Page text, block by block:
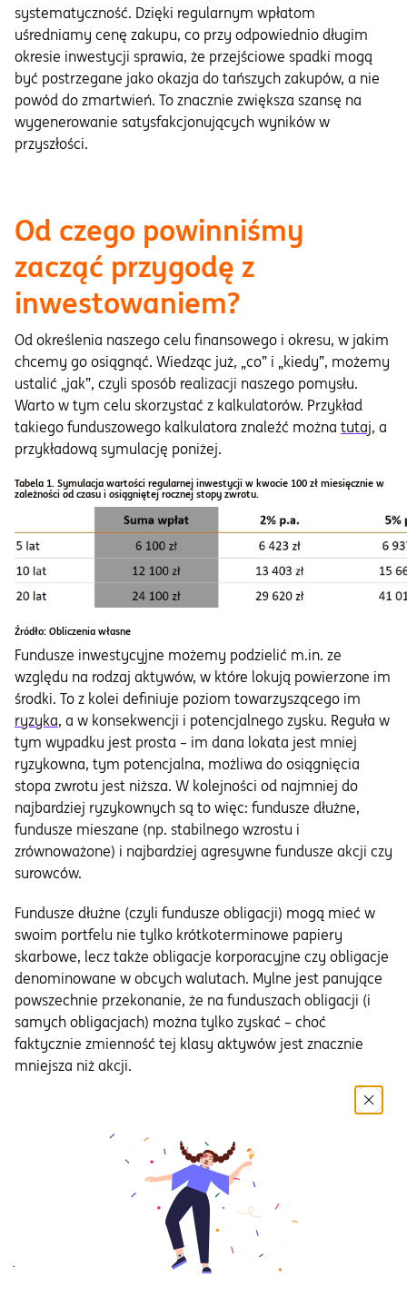
systematyczność. Dzięki regularnym wpłatom
uśredniamy cenę zakupu, co przy odpowiednio długim
okresie inwestycji sprawia, że przejściowe spadki mogą
być postrzegane jako okazja do tańszych zakupów, a nie
powód do zmartwień. To znacznie zwiększa szansę na
wygenerowanie satysfakcjonujących wyników w
przyszłości.
Od czego powinniśmy
zacząć przygodę z
inwestowaniem?
Od określenia naszego celu finansowego i okresu, w jakim
chcemy go osiągnąć. Wiedząc już, „co” i „kiedy”, możemy
ustalić „jak”, czyli sposób realizacji naszego pomysłu.
Warto w tym celu skorzystać z kalkulatorów. Przykład
takiego funduszowego kalkulatora znaleźć można tutaj, a
przykładową symulację poniżej.
Tabela 1. Symulacja wartości regularnej inwestycji w kwocie 100 zł miesięcznie w
zależności od czasu i osiągniętej rocznej stopy zwrotu.
Źródło: Obliczenia własne
Fundusze inwestycyjne możemy podzielić m.in. ze
względu na rodzaj aktywów, w które lokują powierzone im
środki. To z kolei definiuje poziom towarzyszącego im
ryzyka, a w konsekwencji i potencjalnego zysku. Reguła w
tym wypadku jest prosta – im dana lokata jest mniej
ryzykowna, tym potencjalna, możliwa do osiągnięcia
stopa zwrotu jest niższa. W kolejności od najmniej do
najbardziej ryzykownych są to więc: fundusze dłużne,
fundusze mieszane (np. stabilnego wzrostu i
zrównoważone) i najbardziej agresywne fundusze akcji czy
surowców.
Fundusze dłużne (czyli fundusze obligacji) mogą mieć w
swoim portfelu nie tylko krótkoterminowe papiery
skarbowe, lecz także obligacje korporacyjne czy obligacje
denominowane w obcych walutach. Mylne jest panujące
powszechnie przekonanie, że na funduszach obligacji (i
samych obligacjach) można tylko zyskać – choć
faktycznie zmienność tej klasy aktywów jest znacznie
mniejsza niż akcji.
. Ich
notowanych na giełdach. Ceny akcji danego
przedsiębiorstwa zależą m.in. od ogólnej koniunktury
gospodarczej, perspektyw branży, w jakiej działa firma, jej
kondycji finansowej czy też bieżących informacji
dotyczących spółki. To wszystko sprawia, że wartość
jednostek funduszy akcyjnych może podlegać silnym